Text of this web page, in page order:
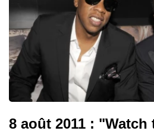
8 août 2011 : "Watch